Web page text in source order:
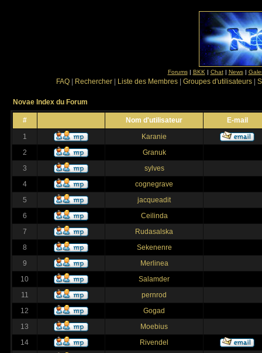
Forums| BKK | Chat| News|
FAQ Rechercher Liste des Membres Groupes d'utilisateurs
Novae Index du Forum
# Nom d'utilisateur
E-mail
1
Karanie
2
Granuk
3
sylves
4
cognegrave
5
jacqueadit
6
Ceilinda
7
Rudasalska
8
Sekenenre
9
Merlinea
10
Salamder
11
pernrod
12
Gogad
13
Moebius
14
Rivendel